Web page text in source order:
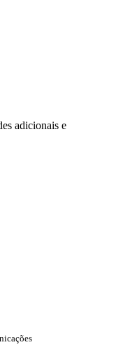
adicionais e